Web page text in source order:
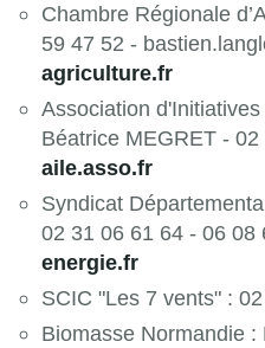
Chambre Régionale
59 47 52 -
agriculture.fr
Association
Béatrice MEGRET -
aile.asso.fr
Syndicat
02 31 06 61 64 - 06
energie.fr
SCIC "Les 7 vents" :
Biomasse Normandie